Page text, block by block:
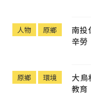
人物 原鄉
南投
辛勞
原鄉 環境
大鳥
教育